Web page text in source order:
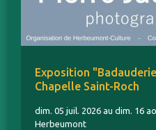
Exposition
Chapelle Saint-Roch
dim. 05 juil. 2026 au dim. 16
Herbeumont